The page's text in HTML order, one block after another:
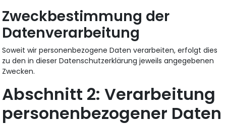
Zweckbestimmung der
Datenverarbeitung
Soweit wir personenbezogene Daten verarbeiten, erfolgt dies
zu den in dieser Datenschutzerklärung jeweils angegebenen
Zwecken.
Verarbeitung
personenbezogener Daten